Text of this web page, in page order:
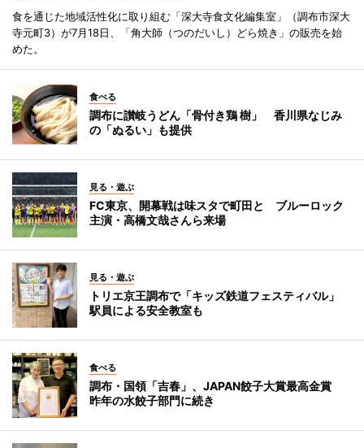
食を通じた地域活性化に取り組む「深大寺食文化編集室」（調布市深大
寺元町3）が7月18日、「角大師（つのだいし）どら焼き」の販売を始
めた。
食べる
調布に讃岐うどん「骨付き鶏 樹」 香川県なじみ
の「ぬるい」も提供
見る・遊ぶ
FC東京、開幕戦は味スタで町田と ブルーロック
主演・高橋文哉さんら来場
見る・遊ぶ
トリエ京王調布で「キッズ鉄道フェスティバル」
駅員による安全教室も
食べる
調布・国領「吉春」、JAPAN餃子大賞最高金賞
昨年の水餃子部門に続き